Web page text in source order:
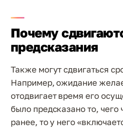
Почему
предсказания
Также могут сдвигаться
Например, ожидание
отодвигает время его
было предсказано то, чего
ранее, то у него